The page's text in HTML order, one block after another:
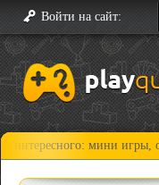
Войти на сайт:
мини игры, обзоры,